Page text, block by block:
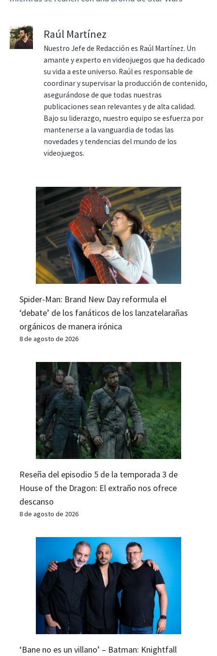
Raúl Martínez
Nuestro Jefe de Redacción es Raúl Martínez. Un
amante y experto en videojuegos que ha dedicado
su vida a este universo. Raúl es responsable de
coordinar y supervisar la producción de contenido,
asegurándose de que todas nuestras
publicaciones sean relevantes y de alta calidad.
Bajo su liderazgo, nuestro equipo se esfuerza por
mantenerse a la vanguardia de todas las
novedades y tendencias del mundo de los
videojuegos.
Spider-Man: Brand New Day reformula el
‘debate’ de los fanáticos de los lanzatelarañas
orgánicos de manera irónica
8 de agosto de 2026
Reseña del episodio 5 de la temporada 3 de
House of the Dragon: El extraño nos ofrece
descanso
8 de agosto de 2026
‘Bane no es un villano’ – Batman: Knightfall